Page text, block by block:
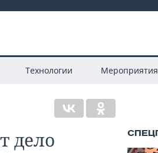
Технологии Мероприятия
дело